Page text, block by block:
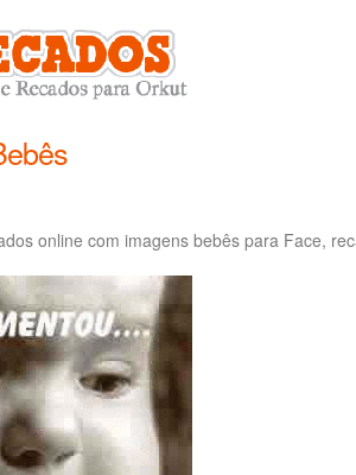
online com imagens bebês para Face,